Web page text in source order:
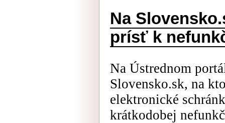
Na
prísť k
Na Ústrednom
Slovensko.sk, na
elektronické
krátkodobej